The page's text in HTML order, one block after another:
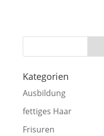
Kategorien
Ausbildung
fettiges Haar
Frisuren